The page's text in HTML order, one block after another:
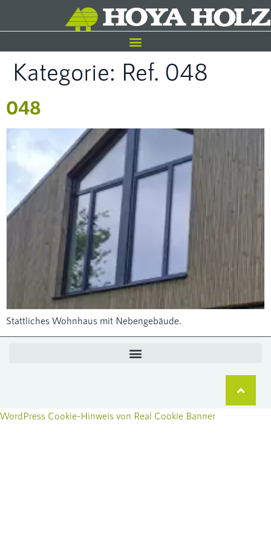
Kategorie: Ref. 048
048
Stattliches Wohnhaus mit Nebengebäude.
WordPress Cookie-Hinweis von Real Cookie Banner